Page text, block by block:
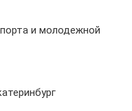
и молодежной